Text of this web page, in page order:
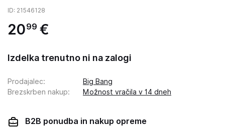
ID: 21546128
2099 €
Izdelka trenutno ni na zalogi
Prodajalec:
Big Bang
Brezskrben nakup: Možnost vračila v 14 dneh
B2B ponudba in nakup opreme